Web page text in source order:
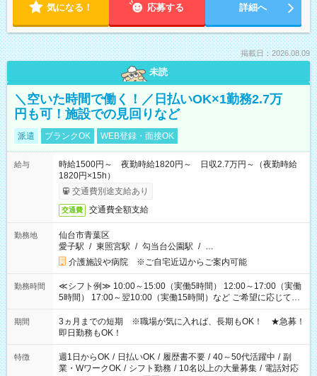
気になる！ 応募する 詳細へ
掲載日：2026.08.09
未読
＼空いた時間で働く！／日払いOK×1勤務2.7万
円も可！施設での見回りなど
派遣 ブランクOK WEB登録・面接OK
給与
時給1500円～ 夜勤時給1820円～ 日収2.7万円～（夜勤時給
1820円×15h）
交通費別途支給あり
交通費 交通費全額支給
勤務地
仙台市青葉区
愛子駅 / 東照宮駅 / 勾当台公園駅 / …
介護施設や病院 ※ご自宅近辺からご案内可能
勤務時間
≪シフト例≫ 10:00～15:00（実働5時間） 12:00～17:00（実働
5時間） 17:00～翌10:00（実働15時間）など ご希望に応じて、
働く時間は調整できます！ お気軽に担当へ相談ください！
期間
3ヵ月までの短期 ※職場が気に入れば、長期もOK！ ★急募！
即日勤務もOK！
特徴 週1日からOK / 日払いOK / 履歴書不要 / 40～50代活躍中 / 副
業・WワークOK / シフト勤務 / 10名以上の大量募集 / 電話対応